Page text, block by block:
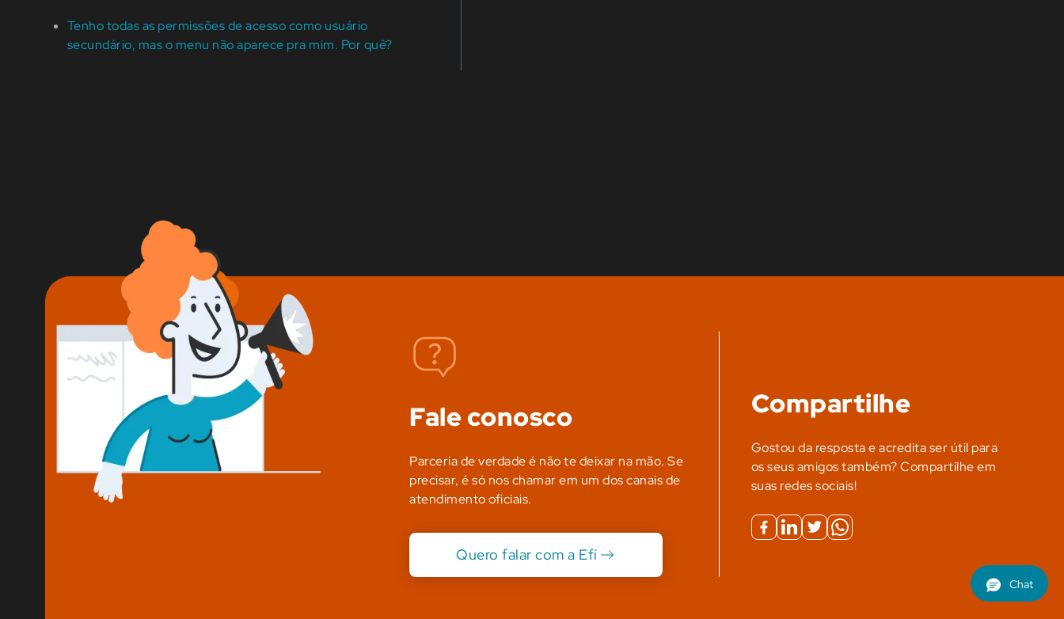
Tenho todas as permissões de acesso como usuário
secundário, mas o menu não aparece pra mim. Por quê?
Fale conosco
Parceria de verdade é não te deixar na mão. Se
precisar, é só nos chamar em um dos canais de
atendimento oficiais.
Quero falar com a Efí
Compartilhe
Gostou da resposta e acredita ser útil para
os seus amigos também? Compartilhe em
suas redes sociais!